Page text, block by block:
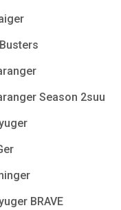
Season 2suu
BRAVE